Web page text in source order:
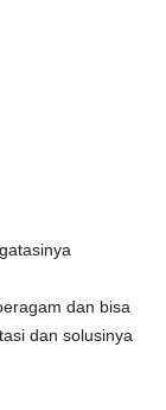
dan bisa
dan solusinya